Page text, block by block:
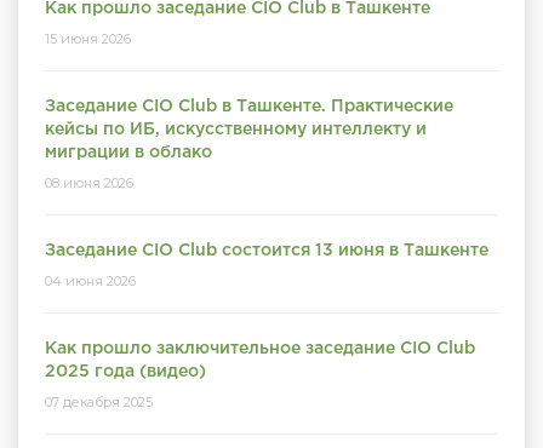
Как прошло заседание CIO Club в Ташкенте
15 июня 2026
Заседание CIO Club в Ташкенте. Практические
кейсы по ИБ, искусственному интеллекту и
миграции в облако
08 июня 2026
Заседание CIO Club состоится 13 июня в Ташкенте
04 июня 2026
Как прошло заключительное заседание CIO Club
2025 года (видео)
07 декабря 2025